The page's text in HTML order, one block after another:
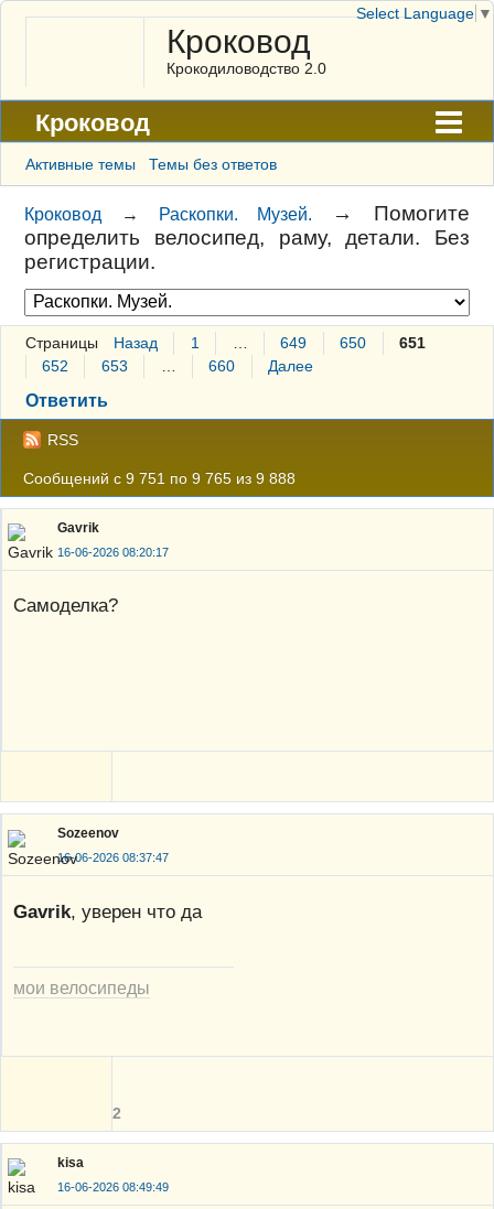
Кроковод
Крокодиловодство 2.0
Кроковод
Форум
Архив
ГАЛЕРЕЯ
Правила
Поиск
Регистрация
Вход
Активные темы Темы без ответов
Кроковод → Раскопки. Музей. → Помогите
определить велосипед, раму, детали. Без
регистрации.
Страницы Назад 1 649 650
651
652
653 660 Далее
Ответить
RSS
Сообщений с 9 751 по 9 765 из 9 888
Gavrik
16-06-2026 08:20:17
Самоделка?
Sozeenov
16-06-2026 08:37:47
Gavrik, уверен что да
мои велосипеды
2
kisa
16-06-2026 08:49:49
Select Language ▼